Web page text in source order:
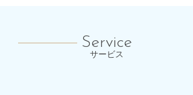
Service
サービス